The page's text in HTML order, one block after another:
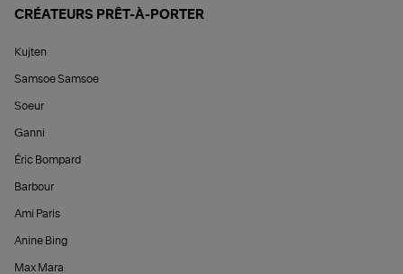
CRÉATEURS PRÊT-À-PORTER
Kujten
Samsoe Samsoe
Soeur
Ganni
Éric Bompard
Barbour
Ami Paris
Anine Bing
Max Mara